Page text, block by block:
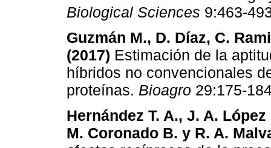
Biological Sciences 9:463-
Guzmán M., D. Díaz, C.
(2017) Estimación de la
híbridos no convencionales
proteínas. Bioagro 29:175-
Hernández T. A., J. A.
M. Coronado B. y R. A.